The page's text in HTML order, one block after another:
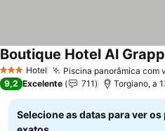
3 EstrelasHotel Piscina panorâmica com
Boutique Hotel Al
9,2 Excelente 711 Torgiano, a
Selecione as datas para ver